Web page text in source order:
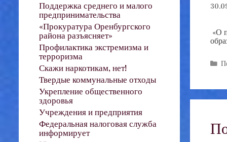
«О
Поддержка среднего и малого
предпринимательства
«Прокуратура Оренбургского
района разъясняет»
Профилактика экстремизма и
терроризма
Скажи наркотикам, нет!
Твердые коммунальные отходы
Укрепление общественного
здоровья
Учреждения и предприятия
Федеральная налоговая служба
информирует